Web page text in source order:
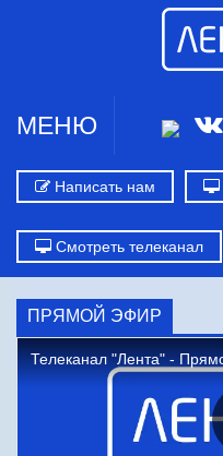
МЕНЮ
Написать нам
Смотреть телеканал
ПРЯМОЙ ЭФИР